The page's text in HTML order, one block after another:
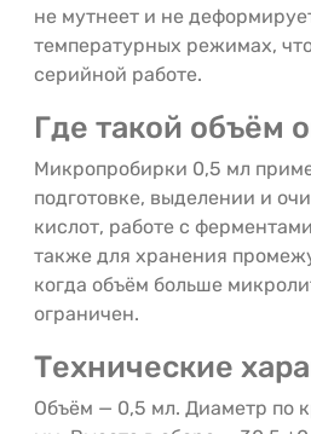
не мутнеет и не
температурных режимах,
серийной работе.
Где такой объём
Микропробирки 0,5 мл
подготовке, выделении и
кислот, работе с
также для хранения
когда объём больше
ограничен.
Технические
Объём — 0,5 мл. Диаметр по